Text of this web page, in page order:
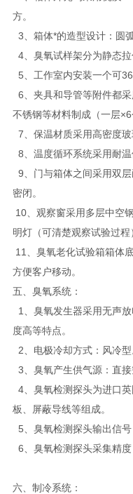
方。
3、箱体*的造型设计：圆
4、臭氧试样架分为静态
5、工作室内安装一个可
6、夹具和导管等附件都
不锈钢等材料制成（一层×6
7、保温材质采用高密度
8、温度循环系统采用耐
9、门与箱体之间采用双
密闭。
10、观察窗采用多层中空
明灯（可清楚观察试验过程
11、臭氧老化试验箱箱体
方便客户移动。
五、臭氧系统：
1、臭氧发生器采用无声
度高等特点。
2、电极冷却方式：风冷型
3、臭氧产生供气源：直接
4、臭氧检测探头为进口
板、屏蔽导线等组成。
5、臭氧检测探头输出信号
6、臭氧检测探头采集精度
六、制冷系统：